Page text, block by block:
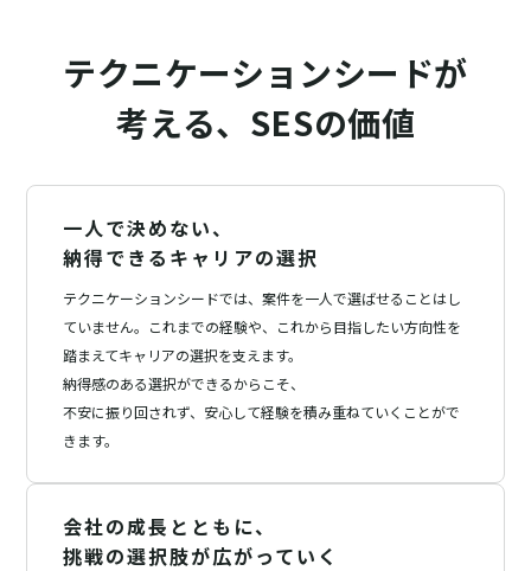
テクニケーションシードが
考える、 SESの価値
一人で決めない、
納得できるキャリアの選択
テクニケーションシードでは、案件を一人で選ばせることはし
ていません。これまでの経験や、これから目指したい方向性を
踏まえてキャリアの選択を支えます。
納得感のある選択ができるからこそ、
不安に振り回されず、安心して経験を積み重ねていくことがで
きます。
会社の成長とともに、
挑戦の選択肢が広がっていく